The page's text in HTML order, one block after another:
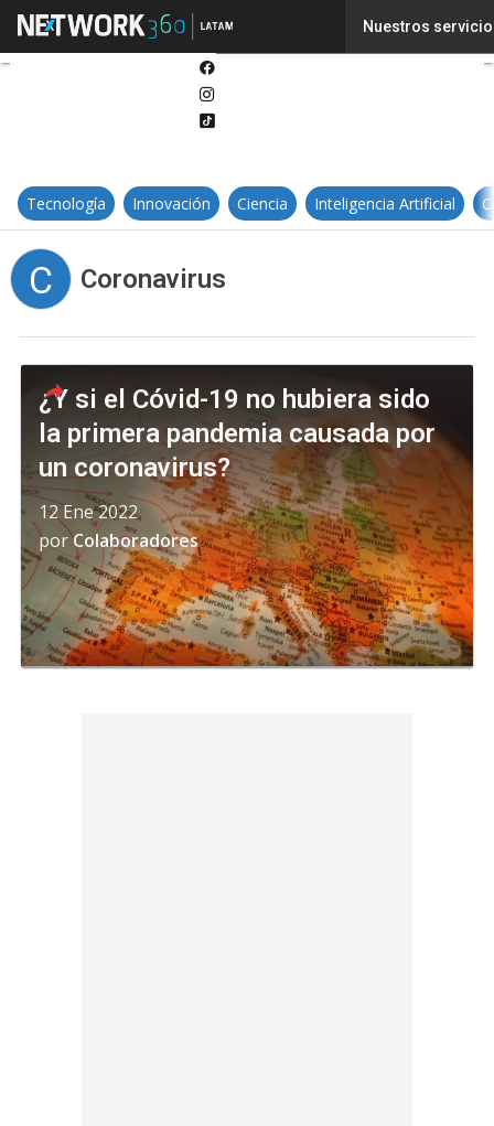
Nuestros
Tecnología Innovación Ciencia Inteligencia Artificial
C Coronavirus
¿Y si el Cóvid-19 no hubiera sido
la primera pandemia causada por
un coronavirus?
12 Ene 2022
porColaboradores